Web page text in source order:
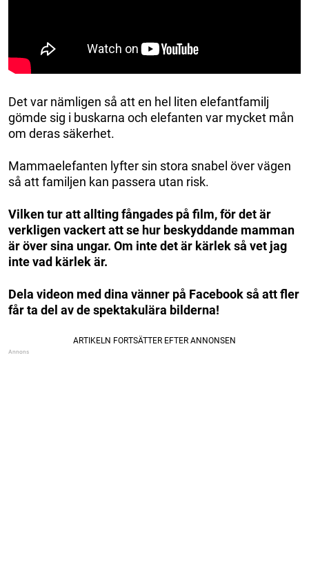
Det var nämligen så att en hel liten elefantfamilj
gömde sig i buskarna och elefanten var mycket mån
om deras säkerhet.
Mammaelefanten lyfter sin stora snabel över vägen
så att familjen kan passera utan risk.
Vilken tur att allting fångades på film, för det är
verkligen vackert att se hur beskyddande mamman
är över sina ungar. Om inte det är kärlek så vet jag
inte vad kärlek är.
Dela videon med dina vänner på Facebook så att fler
får ta del av de spektakulära bilderna!